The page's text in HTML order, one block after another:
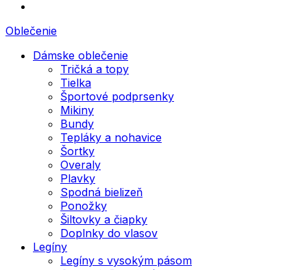
Oblečenie
Dámske oblečenie
Tričká a topy
Tielka
Športové podprsenky
Mikiny
Bundy
Tepláky a nohavice
Šortky
Overaly
Plavky
Spodná bielizeň
Ponožky
Šiltovky a čiapky
Doplnky do vlasov
Legíny
Legíny s vysokým pásom